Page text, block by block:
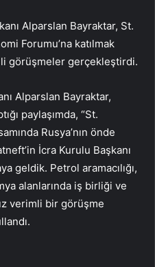
Alparslan Bayraktar, St.
Forumu’na katılmak
görüşmeler gerçekleştirdi.
Alparslan Bayraktar,
paylaşımda, “St.
Rusya’nın önde
İcra Kurulu Başkanı
geldik. Petrol aramacılığı,
alanlarında iş birliği ve
verimli bir görüşme